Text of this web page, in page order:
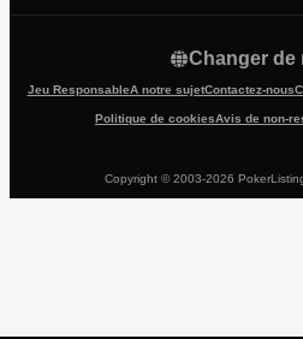
Jeu ResponsableA notre sujetContactez-nous
Politique de cookiesAvis de non-
Changer de
Copyright © 2003-2026